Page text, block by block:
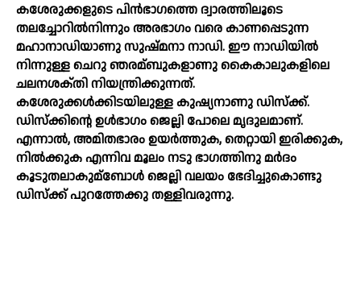
കശേരുക്കളുടെ പിന്‍ഭാഗത്തെ ദ്വാരത്തിലൂടെ
തലച്ചോറില്‍നിന്നും അരഭാഗം വരെ കാണപ്പെടുന്ന
മഹാനാഡിയാണു സുഷ്‌മനാ നാഡി. ഈ നാഡിയില്‍
നിന്നുള്ള ചെറു ഞരമ്ബുകളാണു കൈകാലുകളിലെ
ചലനശക്‌തി നിയന്ത്രിക്കുന്നത്‌.
കശേരുക്കള്‍ക്കിടയിലുള്ള കുഷ്യനാണു ഡിസ്‌ക്ക്.
ഡിസ്‌ക്കിന്റെ ഉള്‍ഭാഗം ജെല്ലി പോലെ മൃദുലമാണ്‌.
എന്നാല്‍, അമിതഭാരം ഉയര്‍ത്തുക, തെറ്റായി ഇരിക്കുക,
നില്‍ക്കുക എന്നിവ മൂലം നടു ഭാഗത്തിനു മര്‍ദം
കൂടുതലാകുമ്ബോള്‍ ജെല്ലി വലയം ഭേദിച്ചുകൊണ്ടു
ഡിസ്‌ക്ക് പുറത്തേക്കു തള്ളിവരുന്നു.